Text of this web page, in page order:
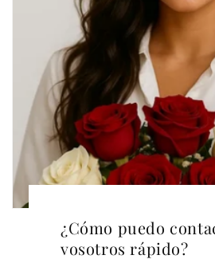
¿Cómo puedo
vosotros rápido?